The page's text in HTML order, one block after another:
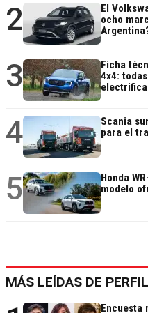
2
El
ocho
3
Ficha
4x4:
4
Scania
para el
5
Honda
modelo
MÁS LEÍDAS DE PERFIL
Encuesta